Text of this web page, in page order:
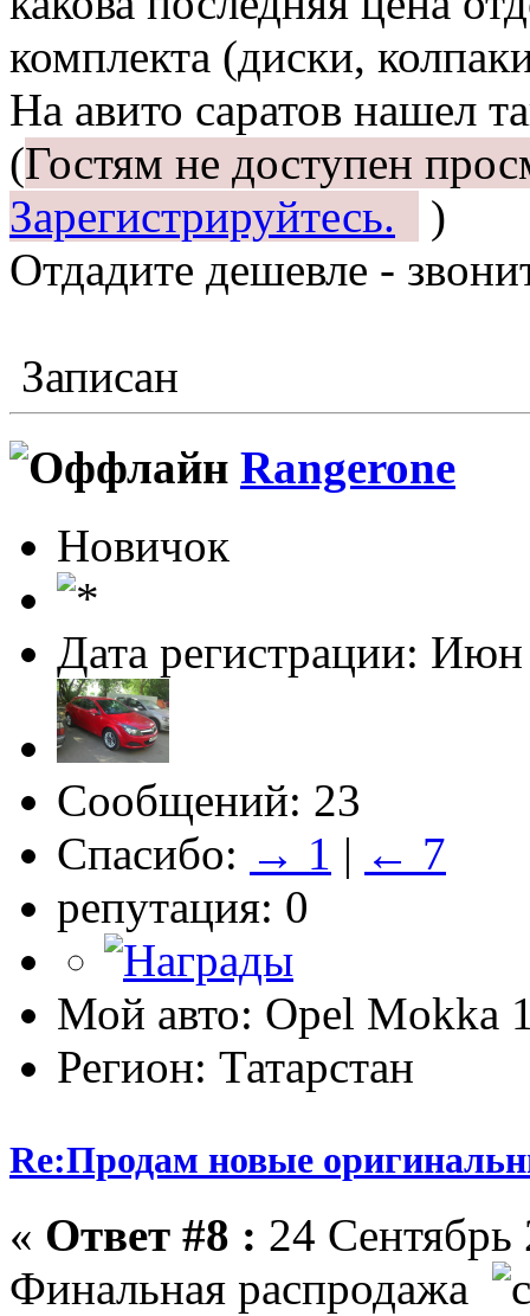
комплекта (диски,
На авито саратов нашел
(Гостям не доступен
Зарегистрируйтесь.
)
Отдадите дешевле -
Записан
Rangerone
Новичок
Дата регистрации:
Сообщений: 23
Спасибо: → 1 | ← 7
репутация: 0
Мой авто: Opel Mokka
Регион: Татарстан
Re:Продам новые
« Ответ #8 : 24
Финальная распродажа